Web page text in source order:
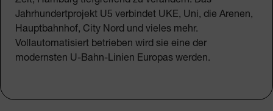
Jahrhundertprojekt U5 verbindet UKE, Uni, die Arenen,
Hauptbahnhof, City Nord und vieles mehr.
Vollautomatisiert betrieben wird sie eine der
modernsten U-Bahn-Linien Europas werden.